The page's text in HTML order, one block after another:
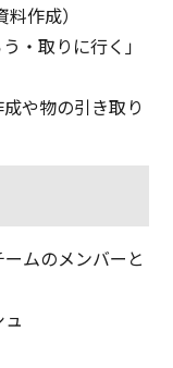
作成）
・取りに行く」
や物の引き取り
ムのメンバーと